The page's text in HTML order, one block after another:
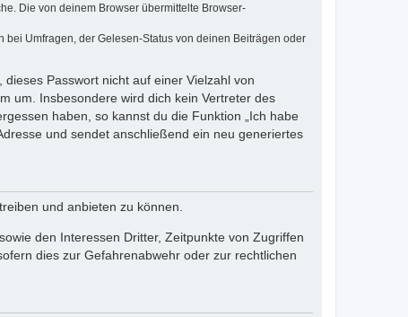
Die von deinem Browser übermittelte Browser-
Umfragen, der Gelesen-Status von deinen Beiträgen oder
Passwort nicht auf einer Vielzahl von
um. Insbesondere wird dich kein Vertreter des
haben, so kannst du die Funktion „Ich habe
und sendet anschließend ein neu generiertes
und anbieten zu können.
den Interessen Dritter, Zeitpunkte von Zugriffen
dies zur Gefahrenabwehr oder zur rechtlichen